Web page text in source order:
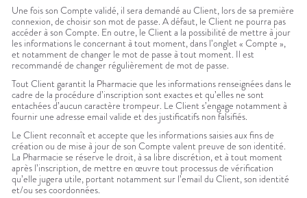
Une fois son Compte validé, il sera demandé au Client, lors de sa première
connexion, de choisir son mot de passe. A défaut, le Client ne pourra pas
accéder à son Compte. En outre, le Client a la possibilité de mettre à jour
les informations le concernant à tout moment, dans l’onglet « Compte »,
et notamment de changer le mot de passe à tout moment. Il est
recommandé de changer régulièrement de mot de passe.
Tout Client garantit la Pharmacie que les informations renseignées dans le
cadre de la procédure d’inscription sont exactes et qu’elles ne sont
entachées d’aucun caractère trompeur. Le Client s’engage notamment à
fournir une adresse email valide et des justificatifs non falsifiés.
Le Client reconnaît et accepte que les informations saisies aux fins de
création ou de mise à jour de son Compte valent preuve de son identité.
La Pharmacie se réserve le droit, à sa libre discrétion, et à tout moment
après l’inscription, de mettre en œuvre tout processus de vérification
qu’elle jugera utile, portant notamment sur l’email du Client, son identité
et/ou ses coordonnées.